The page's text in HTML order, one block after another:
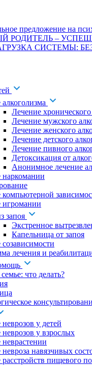
предложение на
РОДИТЕЛЬ –
СИСТЕМЫ:
Лечение
Лечение мужского
Лечение женского
Лечение детского
Лечение пивного
Детоксикация от
Анонимное лечение
наркомании
компьютерной
игромании
запоя
Экстренное
Капельница от запоя
лечения и
что делать?
у детей
у взрослых
навязчивых
расстройств пищевого